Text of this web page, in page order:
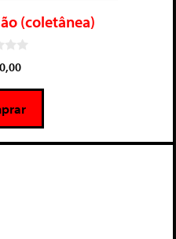
(coletânea)